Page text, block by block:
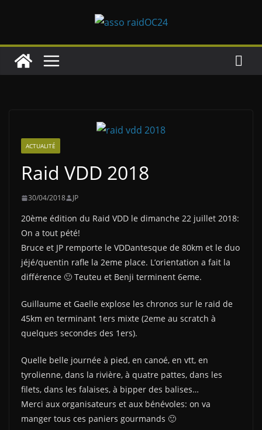
ACTUALITÉ
Raid VDD 2018
30/04/2018 JP
20ème édition du Raid VDD le dimanche 22 juillet 2018:
On a tout pété!
Bruce et JP remporte le VDDantesque de 80km et le duo
jéjé/quentin rafle la 2eme place. L’orientation a fait la
différence 🙂 Teuteu et Benji terminent 6eme.
Guillaume et Gaelle explose les chronos sur le raid de
45km en terminant 1ers mixte (2eme au scratch à
quelques secondes des 1ers).
Quelle belle journée à pied, en canoé, en vtt, en
tyrolienne, dans la rivière, à quatre pattes, dans les
filets, dans les falaises, à bipper des balises…
Merci aux organisateurs et aux bénévoles: on va
manger tous ces paniers gourmands 🙂